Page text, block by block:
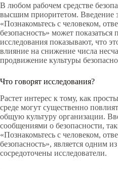
В любом рабочем средстве
высшим приоритетом. Введение
«Познакомьтесь с человеком,
безопасность» может
исследования показывают, что
влияние на снижение числа
продвижение культуры
Что говорят исследования?
Растет интерес к тому, как
среде могут существенно
общую культуру организации.
сообщениями о безопасности,
«Познакомьтесь с человеком,
безопасность», является одним
сосредоточены исследователи.